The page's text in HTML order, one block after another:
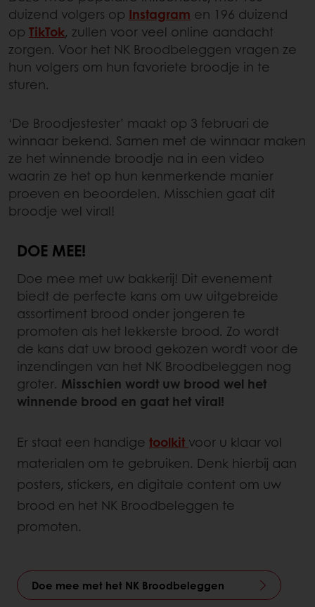
duizend volgers op Instagram en 196 duizend
op TikTok, zullen voor veel online aandacht
zorgen. Voor het NK Broodbeleggen vragen ze
hun volgers om hun favoriete broodje in te
sturen.
‘De Broodjestester’ maakt op 3 februari de
winnaar bekend. Samen met de winnaar maken
ze het winnende broodje na in een video
waarin ze het op hun kenmerkende manier
proeven en beoordelen. Misschien gaat dit
broodje wel viral!
DOE MEE!
Doe mee met uw bakkerij! Dit evenement
biedt de perfecte kans om uw uitgebreide
assortiment brood onder jongeren te
promoten als het lekkerste brood. Zo wordt
de kans dat uw brood gekozen wordt voor de
inzendingen van het NK Broodbeleggen nog
groter. Misschien wordt uw brood wel het
winnende brood en gaat het viral!
Er staat een handige toolkit voor u klaar vol
materialen om te gebruiken. Denk hierbij aan
posters, stickers, en digitale content om uw
brood en het NK Broodbeleggen te
promoten.
Doe mee met het NK Broodbeleggen